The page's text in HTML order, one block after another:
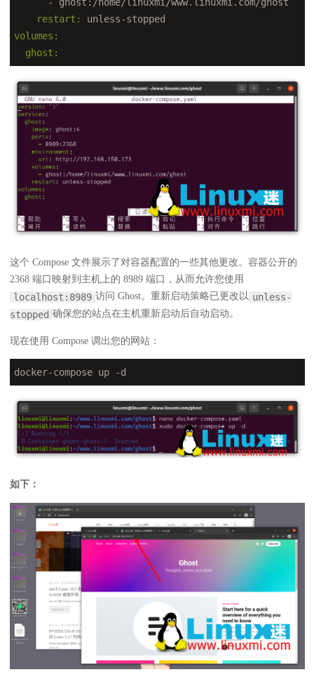
    restart:
volumes:
  ghost:
这个 Compose 文件展示了对容器配置的一些其他更改。容器公开的
2368 端口映射到主机上的 8989 端口，从而允许您使用
localhost:8989 访问 Ghost。重新启动策略已更改以 unless-
stopped 确保您的站点在主机重新启动后自动启动。
现在使用 Compose 调出您的网站：
docker-compose up -d
如下：